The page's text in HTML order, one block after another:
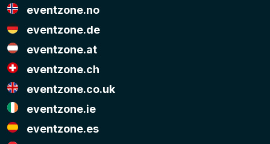
eventzone.no
eventzone.de
eventzone.at
eventzone.ch
eventzone.co.uk
eventzone.ie
eventzone.es